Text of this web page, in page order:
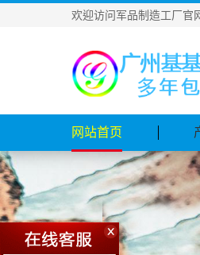
欢迎访问军品制造工厂官
网站首页